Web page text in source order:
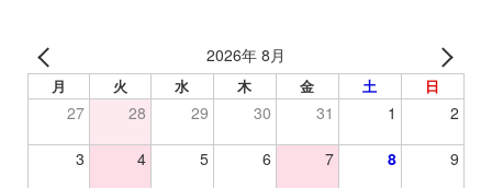
2026年 8月
月 火 水 木 金 土 日
27 28 29 30 31 1 2
3 4 5 6 7 8 9